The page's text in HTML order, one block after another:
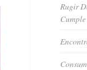
Rugir
Cumple